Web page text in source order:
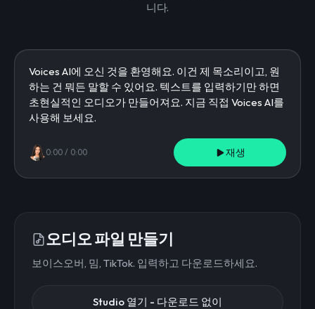
니다.
0:00 / 0:00 재생
오디오 파일 만들기
보이스오버, 밈, TikTok. 입력하고 다운로드하세요.
Studio 열기 - 다운로드 없이